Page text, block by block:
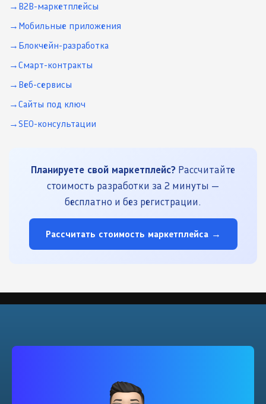
B2B-маркетплейсы
Мобильные приложения
Блокчейн-разработка
Смарт-контракты
Веб-сервисы
Сайты под ключ
SEO-консультации
Планируете свой маркетплейс? Рассчитайте
стоимость разработки за 2 минуты —
бесплатно и без регистрации.
Рассчитать стоимость маркетплейса →